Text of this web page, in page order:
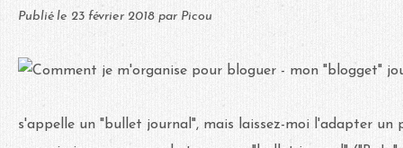
Publié le 23 février 2018 par Picou
s'appelle un "bullet journal", mais laissez-moi l'adapter un